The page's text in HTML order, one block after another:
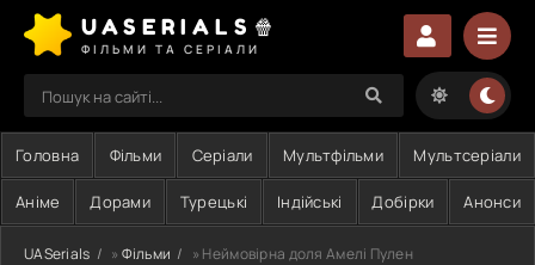
UASERIALS🍿
ФІЛЬМИ ТА СЕРІАЛИ
Головна Фільми Серіали Мультфільми Мультсеріали
Аніме Дорами Турецькі Індійські Добірки Анонси
UASerials » Фільми » Неймовірна доля Амелі Пулен